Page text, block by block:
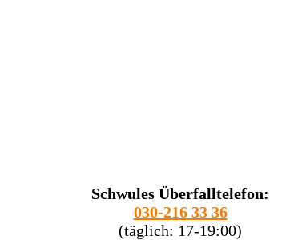
Schwules Überfalltelefon:
030-216 33 36
(täglich: 17-19:00)